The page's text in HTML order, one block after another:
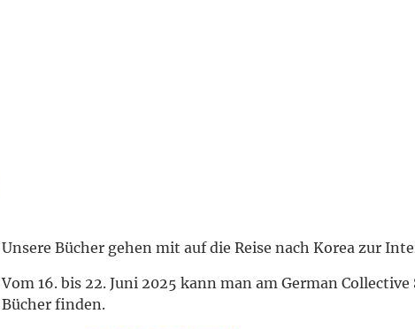
Unsere Bücher gehen mit auf die Reise nach Korea zur
Vom 16. bis 22. Juni 2025 kann man am German
Bücher finden.